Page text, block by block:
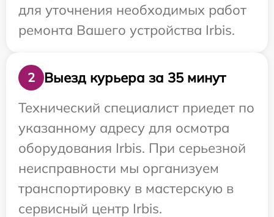
для уточнения необходимых работ
ремонта Вашего устройства Irbis.
2
Выезд курьера за 35 минут
Технический специалист приедет по
указанному адресу для осмотра
оборудования Irbis. При серьезной
неисправности мы организуем
транспортировку в мастерскую в
сервисный центр Irbis.